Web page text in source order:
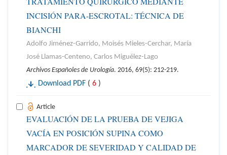
INCISIÓN PARA-ESCROTAL: TÉCNICA DE
BIANCHI
Adolfo Jiménez-Garrido, Moisés Mieles-Cerchar, María
José Llamas-Centeno, Carlos Miguélez-Lago
Archivos Españoles de Urología. 2016, 69(5): 212-219.
Download PDF ( 6 )
Article
EVALUACIÓN DE LA PRUEBA DE VEJIGA
VACÍA EN POSICIÓN SUPINA COMO
MARCADOR DE SEVERIDAD Y CALIDAD DE